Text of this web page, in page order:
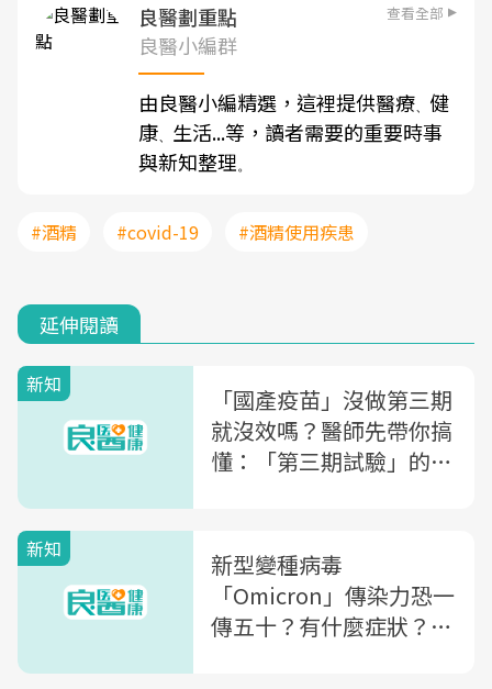
良醫劃重點 查看全部
良醫小編群
由良醫小編精選，這裡提供醫療、 健
康、 生活...等，讀者需要的重要時事
與新知整理。
#酒精 #covid-19 #酒精使用疾患
延伸閱讀
新知
「國產疫苗」沒做第三期
就沒效嗎？醫師先帶你搞
懂：「第三期試驗」的意
新知
新型變種病毒
「Omicron」傳染力恐一
傳五十？有什麼症狀？傳